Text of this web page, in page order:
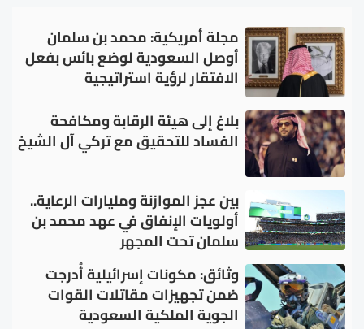
مجلة أمريكية: محمد بن سلمان
أوصل السعودية لوضع بائس بفعل
الافتقار لرؤية استراتيجية
بلاغ إلى هيئة الرقابة ومكافحة
الفساد للتحقيق مع تركي آل الشيخ
بين عجز الموازنة ومليارات الرعاية..
أولويات الإنفاق في عهد محمد بن
سلمان تحت المجهر
وثائق: مكونات إسرائيلية أُدرجت
ضمن تجهيزات مقاتلات القوات
الجوية الملكية السعودية